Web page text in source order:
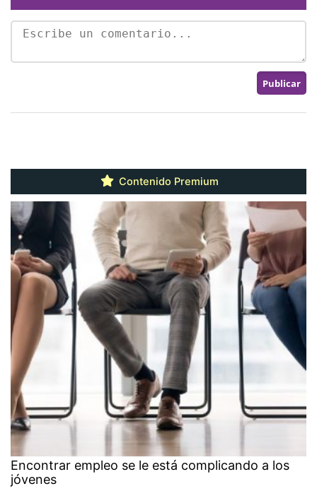
Contenido Premium
Encontrar empleo se le está complicando a los
jóvenes